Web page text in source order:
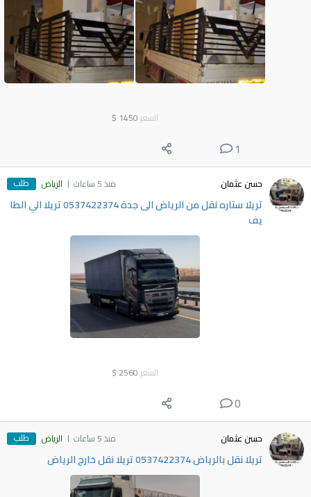
السعر 1450
$
1
حسن عثمان منذ 5 ساعات الرياض طلب
تريلا ستاره نقل من الرياض الى جدة 0537422374 تريلا الي الطا
يف
السعر 2560
$
0
حسن عثمان منذ 5 ساعات الرياض طلب
تريلا نقل بالرياض 0537422374 تريلا نقل خارج الرياض